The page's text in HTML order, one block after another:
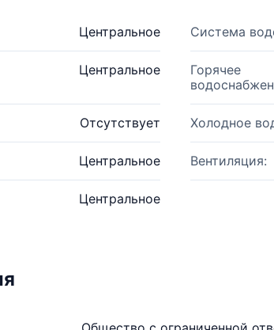
Центральное Система
Центральное
Горячее
Отсутствует Холодное
Центральное Вентиляция:
Центральное